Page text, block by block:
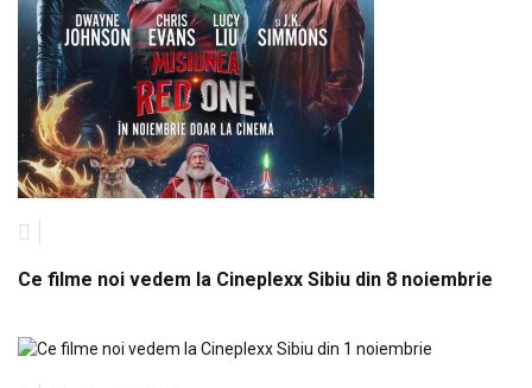
Ce filme noi vedem la Cineplexx Sibiu din 8 noiembrie